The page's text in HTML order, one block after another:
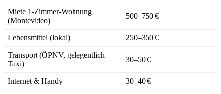
Miete 1-Zimmer-Wohnung
(Montevideo)
500–750 €
Lebensmittel (lokal) 250–350 €
Transport (ÖPNV, gelegentlich
Taxi)
30–50 €
Internet & Handy 30–40 €